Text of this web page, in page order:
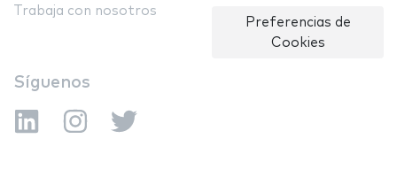
Trabaja con nosotros
Preferencias de
Cookies
Síguenos